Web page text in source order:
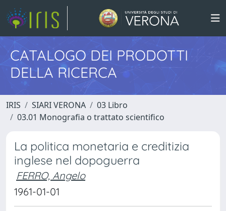
CATALOGO DEI PRODOTTI
DELLA RICERCA
IRIS SIARI VERONA
03 Libro
03.01 Monografia o trattato scientifico
La politica monetaria e creditizia
inglese nel dopoguerra
FERRO, Angelo
1961-01-01